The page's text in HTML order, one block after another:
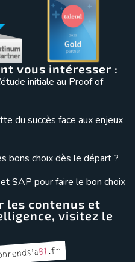
vous intéresser :
initiale au Proof of
du succès face aux enjeux
bons choix dès le départ ?
SAP pour faire le bon choix
les contenus et
visitez le